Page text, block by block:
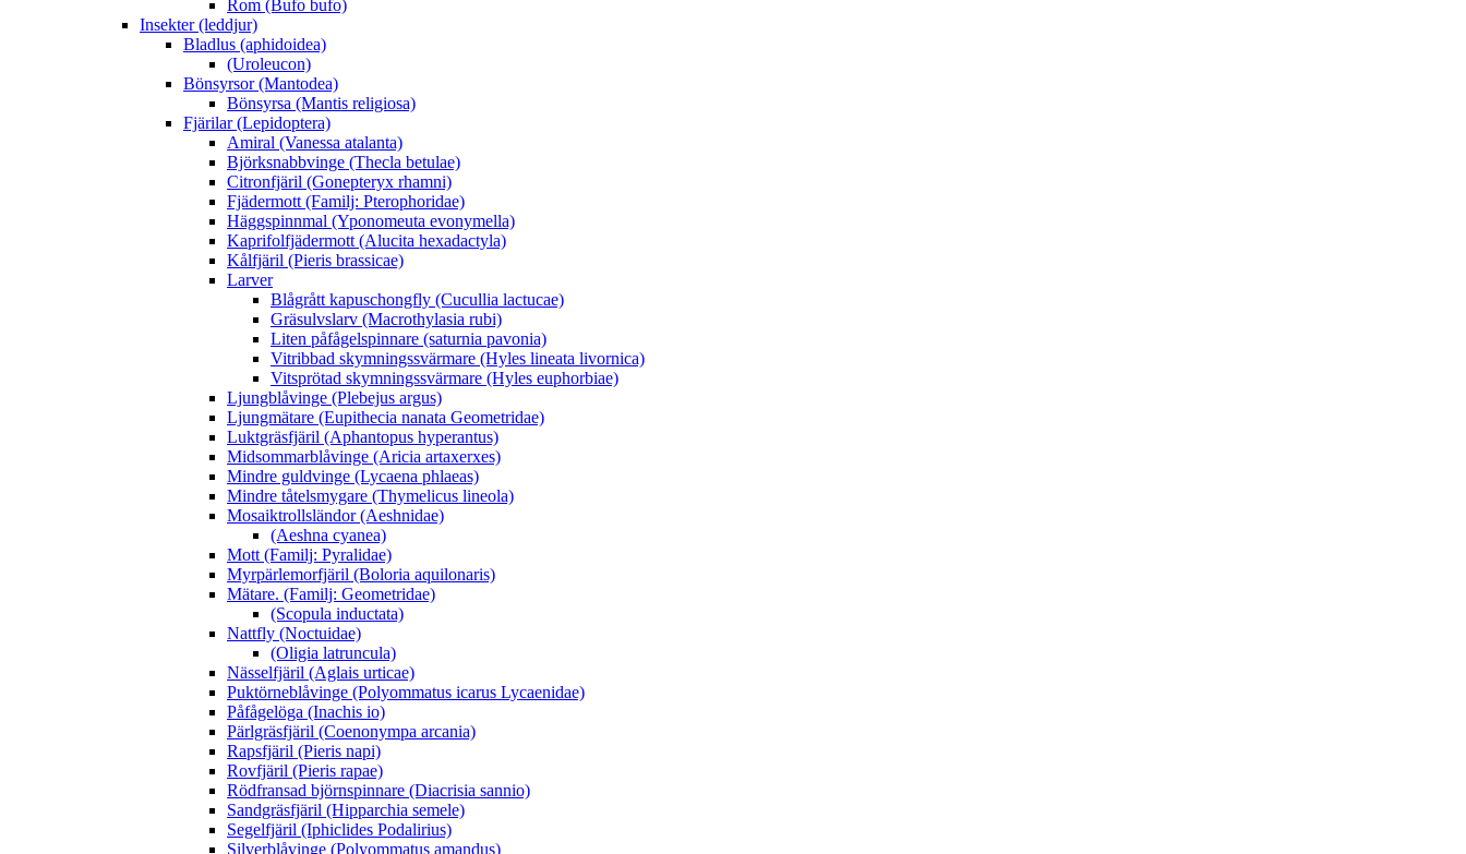
Rom (Bufo bufo)
Insekter (leddjur)
Bladlus (aphidoidea)
(Uroleucon)
Bönsyrsor (Mantodea)
Bönsyrsa (Mantis religiosa)
Fjärilar (Lepidoptera)
Amiral (Vanessa atalanta)
Björksnabbvinge (Thecla betulae)
Citronfjäril (Gonepteryx rhamni)
Fjädermott (Familj: Pterophoridae)
Häggspinnmal (Yponomeuta evonymella)
Kaprifolfjädermott (Alucita hexadactyla)
Kålfjäril (Pieris brassicae)
Larver
Blågrått kapuschongfly (Cucullia lactucae)
Gräsulvslarv (Macrothylasia rubi)
Liten påfågelspinnare (saturnia pavonia)
Vitribbad skymningssvärmare (Hyles lineata livornica)
Vitsprötad skymningssvärmare (Hyles euphorbiae)
Ljungblåvinge (Plebejus argus)
Ljungmätare (Eupithecia nanata Geometridae)
Luktgräsfjäril (Aphantopus hyperantus)
Midsommarblåvinge (Aricia artaxerxes)
Mindre guldvinge (Lycaena phlaeas)
Mindre tåtelsmygare (Thymelicus lineola)
Mosaiktrollsländor (Aeshnidae)
(Aeshna cyanea)
Mott (Familj: Pyralidae)
Myrpärlemorfjäril (Boloria aquilonaris)
Mätare. (Familj: Geometridae)
(Scopula inductata)
Nattfly (Noctuidae)
(Oligia latruncula)
Nässelfjäril (Aglais urticae)
Puktörneblåvinge (Polyommatus icarus Lycaenidae)
Påfågelöga (Inachis io)
Pärlgräsfjäril (Coenonympa arcania)
Rapsfjäril (Pieris napi)
Rovfjäril (Pieris rapae)
Rödfransad björnspinnare (Diacrisia sannio)
Sandgräsfjäril (Hipparchia semele)
Segelfjäril (Iphiclides Podalirius)
Silverblåvinge (Polyommatus amandus)